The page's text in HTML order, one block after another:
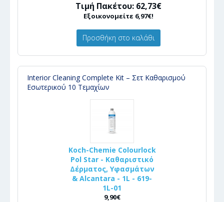
Τιμή Πακέτου: 62,73€
Εξοικονομείτε 6,97€!
Προσθήκη στο καλάθι
Interior Cleaning Complete Kit – Σετ Καθαρισμού
Εσωτερικού 10 Τεμαχίων
Koch-Chemie Colourlock
Pol Star - Καθαριστικό
Δέρματος, Υφασμάτων
& Alcantara - 1L - 619-
1L-01
9,90€